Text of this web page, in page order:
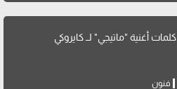
كلمات أغنية "ماتيجي" لــ كايروكي
فنون